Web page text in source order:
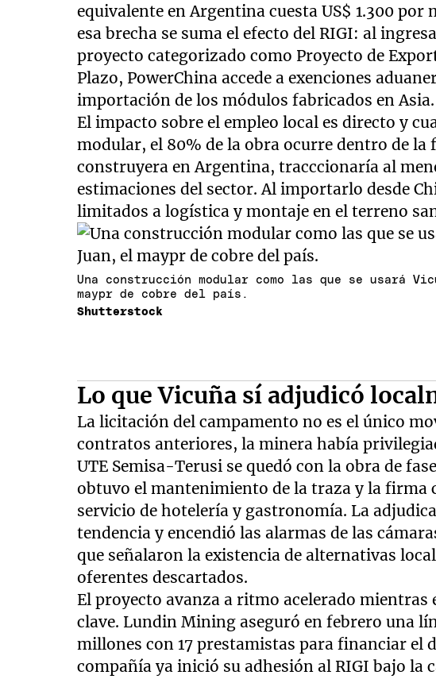
equivalente en Argentina cuesta US$ 1.300 por
esa brecha se suma el efecto del RIGI: al
proyecto categorizado como Proyecto de
Plazo, PowerChina accede a exenciones
importación de los módulos fabricados en Asia.
El impacto sobre el empleo local es directo y
modular, el 80% de la obra ocurre dentro de la
construyera en Argentina, tracccionaría al
estimaciones del sector. Al importarlo desde
limitados a logística y montaje en el terreno
Una construcción modular como las que se usará
maypr de cobre del país.
Shutterstock
Lo que Vicuña sí adjudicó
La licitación del campamento no es el único
contratos anteriores, la minera había
UTE Semisa-Terusi se quedó con la obra de
obtuvo el mantenimiento de la traza y la firma
servicio de hotelería y gastronomía. La
tendencia y encendió las alarmas de las
que señalaron la existencia de alternativas
oferentes descartados.
El proyecto avanza a ritmo acelerado
clave. Lundin Mining aseguró en febrero una
millones con 17 prestamistas para financiar el
compañía ya inició su adhesión al RIGI bajo la